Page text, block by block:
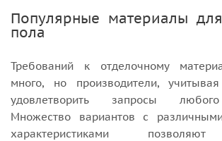
Популярные материалы
пола
Требований к отделочному
много, но производители,
удовлетворить запросы
Множество вариантов с
характеристиками